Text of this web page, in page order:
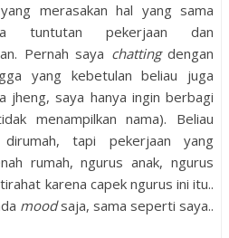
merasakan hal yang sama
tuntutan pekerjaan dan
Pernah saya chattingdengan
yang kebetulan beliau juga
jheng, saya hanya ingin berbagi
menampilkan nama). Beliau
tapi pekerjaan yang
rumah, ngurus anak, ngurus
karena capek ngurus ini itu..
moodsaja, sama seperti saya..